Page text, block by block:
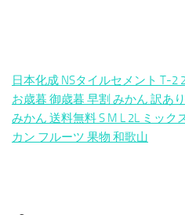
日本化成 NSタイルセメント T-2
お歳暮 御歳暮 早割 みかん 訳あ
みかん 送料無料 S M L 2L ミック
カン フルーツ 果物 和歌山